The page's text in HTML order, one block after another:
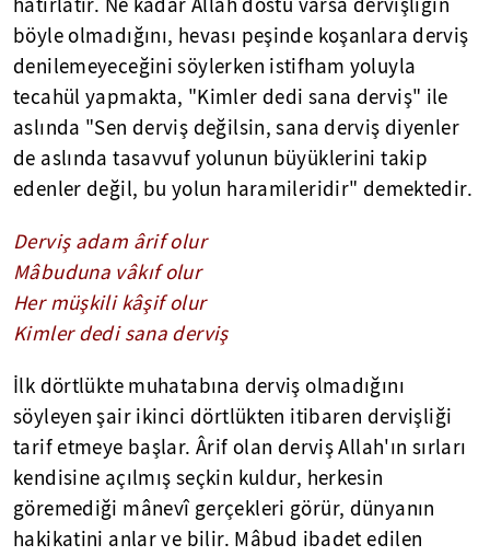
hatırlatır. Ne kadar Allah dostu varsa dervişliğin
böyle olmadığını, hevası peşinde koşanlara derviş
denilemeyeceğini söylerken istifham yoluyla
tecahül yapmakta, "Kimler dedi sana derviş" ile
aslında "Sen derviş değilsin, sana derviş diyenler
de aslında tasavvuf yolunun büyüklerini takip
edenler değil, bu yolun haramileridir" demektedir.
Derviş adam ârif olur
Mâbuduna vâkıf olur
Her müşkili kâşif olur
Kimler dedi sana derviş
İlk dörtlükte muhatabına derviş olmadığını
söyleyen şair ikinci dörtlükten itibaren dervişliği
tarif etmeye başlar. Ârif olan derviş Allah'ın sırları
kendisine açılmış seçkin kuldur, herkesin
göremediği mânevî gerçekleri görür, dünyanın
hakikatini anlar ve bilir. Mâbud ibadet edilen